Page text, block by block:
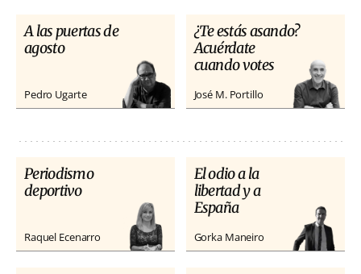
A las puertas de
agosto
Pedro Ugarte
¿Te estás asando?
Acuérdate
cuando votes
José M. Portillo
Periodismo
deportivo
Raquel Ecenarro
El odio a la
libertad y a
España
Gorka Maneiro